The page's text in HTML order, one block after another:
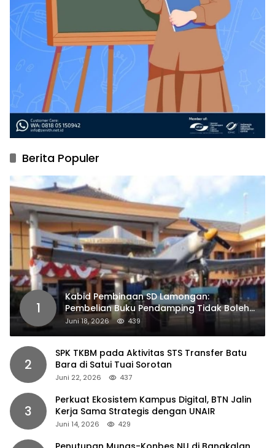
Berita Populer
1
Kabid Pembinaan SD Lamongan:
Pembelian Buku Pendamping Tidak Boleh
Dipaksakan
Juni 18, 2026 439
2
SPK TKBM pada Aktivitas STS Transfer Batu
Bara di Satui Tuai Sorotan
Juni 22, 2026 437
3
Perkuat Ekosistem Kampus Digital, BTN Jalin
Kerja Sama Strategis dengan UNAIR
Juni 14, 2026 429